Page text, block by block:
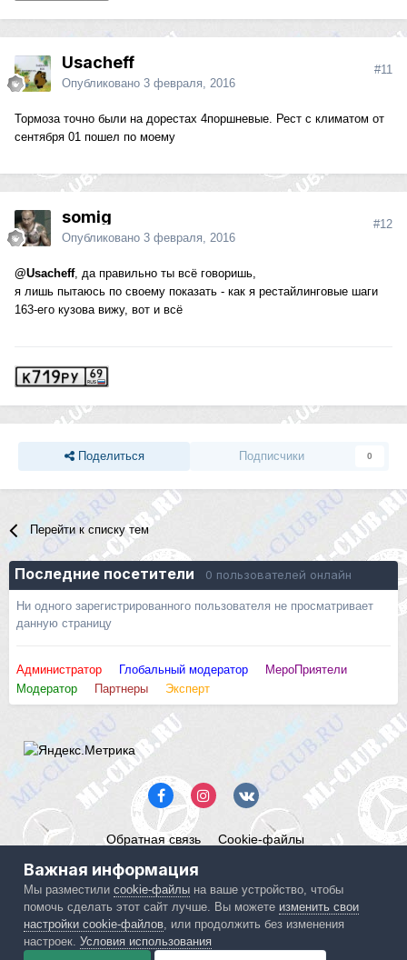
Usacheff
Опубликовано 3 февраля, 2016
#11
Тормоза точно были на дорестах 4поршневые. Рест с климатом от
сентября 01 пошел по моему
somig
Опубликовано 3 февраля, 2016
#12
@Usacheff, да правильно ты всё говоришь,
я лишь пытаюсь по своему показать - как я рестайлинговые шаги
163-его кузова вижу, вот и всё
Поделиться Подписчики 0
Перейти к списку тем
Последние посетители 0 пользователей онлайн
Ни одного зарегистрированного пользователя не просматривает
данную страницу
Администратор Глобальный модератор
МероПриятели
Модератор
Партнеры Эксперт
Обратная связь Cookie-файлы
Powered by Invision Community
Важная информация
Мы разместилиcookie-файлы на ваше устройство, чтобы
помочь сделать этот сайт лучше. Вы можете изменить свои
настройки cookie-файлов , или продолжить без изменения
настроек.Условия использования
IPS spam blocked by CleanTalk.